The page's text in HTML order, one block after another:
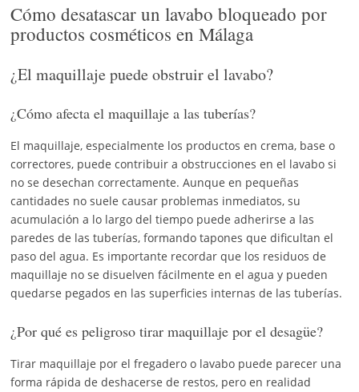
Cómo desatascar un lavabo bloqueado por
productos cosméticos en Málaga
¿El maquillaje puede obstruir el lavabo?
¿Cómo afecta el maquillaje a las tuberías?
El maquillaje, especialmente los productos en crema, base o
correctores, puede contribuir a obstrucciones en el lavabo si
no se desechan correctamente. Aunque en pequeñas
cantidades no suele causar problemas inmediatos, su
acumulación a lo largo del tiempo puede adherirse a las
paredes de las tuberías, formando tapones que dificultan el
paso del agua. Es importante recordar que los residuos de
maquillaje no se disuelven fácilmente en el agua y pueden
quedarse pegados en las superficies internas de las tuberías.
¿Por qué es peligroso tirar maquillaje por el desagüe?
Tirar maquillaje por el fregadero o lavabo puede parecer una
forma rápida de deshacerse de restos, pero en realidad